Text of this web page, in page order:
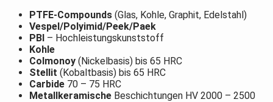
PTFE-Compounds (Glas, Kohle, Graphit, Edelstahl)
Vespel/Polyimid/Peek/Paek
PBI – Hochleistungskunststoff
Kohle
Colmonoy (Nickelbasis) bis 65 HRC
Stellit (Kobaltbasis) bis 65 HRC
Carbide 70 – 75 HRC
Metallkeramische Beschichtungen HV 2000 – 2500